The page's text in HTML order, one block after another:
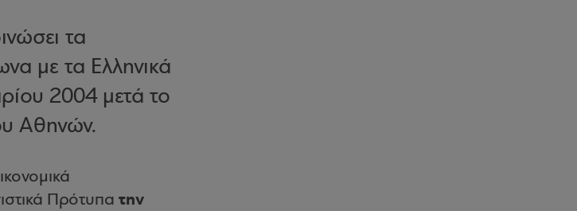
τα
με τα Ελληνικά
2004 μετά το
Αθηνών.
Πρότυπα την